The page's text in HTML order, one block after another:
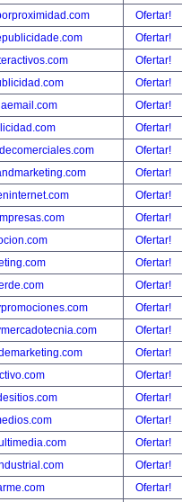
Ofertar!
Ofertar!
Ofertar!
Ofertar!
Ofertar!
Ofertar!
Ofertar!
Ofertar!
Ofertar!
Ofertar!
Ofertar!
Ofertar!
Ofertar!
Ofertar!
Ofertar!
Ofertar!
Ofertar!
Ofertar!
Ofertar!
Ofertar!
Ofertar!
Ofertar!